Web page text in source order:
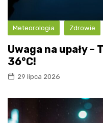
Meteorologia Zdrowie
Uwaga na upały
36°C!
29 lipca 2026